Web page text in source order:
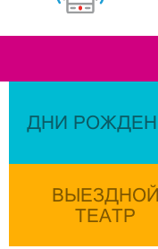
ДНИ
ВЫЕЗДНОЙ
ТЕАТР